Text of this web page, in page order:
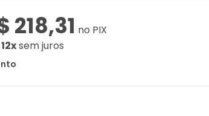
218,31 no PIX
12xsem juros